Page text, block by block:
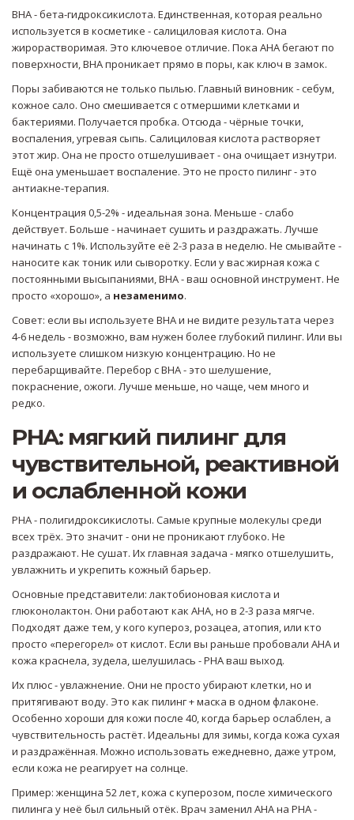
BHA - бета-гидроксикислота. Единственная, которая реально
используется в косметике - салициловая кислота. Она
жирорастворимая. Это ключевое отличие. Пока AHA бегают по
поверхности, BHA проникает прямо в поры, как ключ в замок.
Поры забиваются не только пылью. Главный виновник - себум,
кожное сало. Оно смешивается с отмершими клетками и
бактериями. Получается пробка. Отсюда - чёрные точки,
воспаления, угревая сыпь. Салициловая кислота растворяет
этот жир. Она не просто отшелушивает - она очищает изнутри.
Ещё она уменьшает воспаление. Это не просто пилинг - это
антиакне-терапия.
Концентрация 0,5-2% - идеальная зона. Меньше - слабо
действует. Больше - начинает сушить и раздражать. Лучше
начинать с 1%. Используйте её 2-3 раза в неделю. Не смывайте -
наносите как тоник или сыворотку. Если у вас жирная кожа с
постоянными высыпаниями, BHA - ваш основной инструмент. Не
просто «хорошо», а незаменимо.
Совет: если вы используете BHA и не видите результата через
4-6 недель - возможно, вам нужен более глубокий пилинг. Или вы
используете слишком низкую концентрацию. Но не
перебарщивайте. Перебор с BHA - это шелушение,
покраснение, ожоги. Лучше меньше, но чаще, чем много и
редко.
PHA: мягкий пилинг для
чувствительной, реактивной
и ослабленной кожи
PHA - полигидроксикислоты. Самые крупные молекулы среди
всех трёх. Это значит - они не проникают глубоко. Не
раздражают. Не сушат. Их главная задача - мягко отшелушить,
увлажнить и укрепить кожный барьер.
Основные представители: лактобионовая кислота и
глюконолактон. Они работают как AHA, но в 2-3 раза мягче.
Подходят даже тем, у кого купероз, розацеа, атопия, или кто
просто «перегорел» от кислот. Если вы раньше пробовали AHA и
кожа краснела, зудела, шелушилась - PHA ваш выход.
Их плюс - увлажнение. Они не просто убирают клетки, но и
притягивают воду. Это как пилинг + маска в одном флаконе.
Особенно хороши для кожи после 40, когда барьер ослаблен, а
чувствительность растёт. Идеальны для зимы, когда кожа сухая
и раздражённая. Можно использовать ежедневно, даже утром,
если кожа не реагирует на солнце.
Пример: женщина 52 лет, кожа с куперозом, после химического
пилинга у неё был сильный отёк. Врач заменил AHA на PHA -